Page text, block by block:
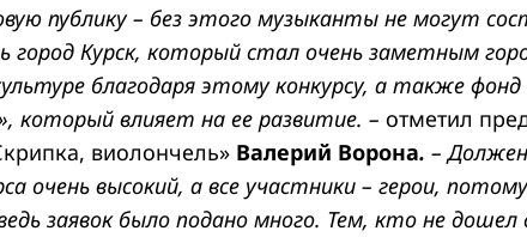
публику – без этого музыканты не могут
город Курск, который стал очень заметным
благодаря этому конкурсу, а также фонд
который влияет на ее развитие. – отметил
виолончель» Валерий Ворона. –
очень высокий, а все участники – герои,
заявок было подано много. Тем, кто не дошел